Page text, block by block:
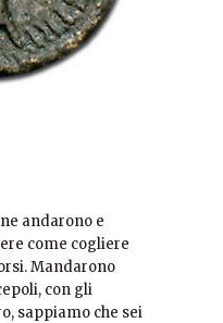
andarono e
come cogliere
Mandarono
con gli
sappiamo che sei